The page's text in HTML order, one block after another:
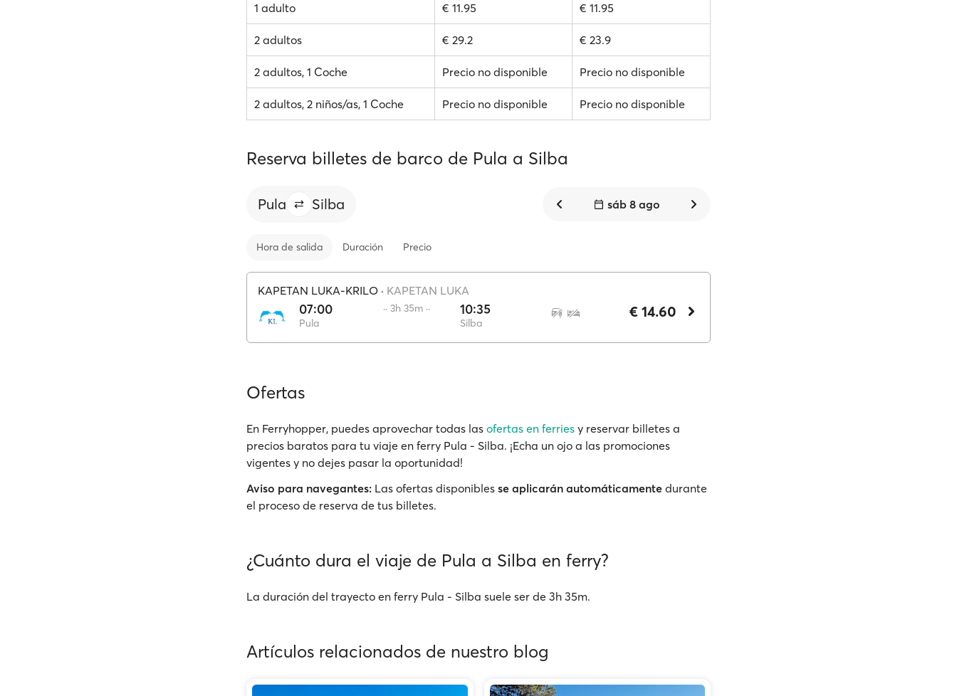
1 adulto € 11.95 € 11.95
2 adultos € 29.2 € 23.9
2 adultos, 1 Coche Precio no disponible Precio no disponible
2 adultos, 2 niños/as, 1 Coche Precio no disponible Precio no disponible
Reserva billetes de barco de Pula a Silba
Pula Silba sáb 8 ago
Hora de salida Duración Precio
KAPETAN LUKA-KRILO · KAPETAN LUKA
07:00
Pula
·· 3h 35m ·· 10:35
Silba
€ 14.60
Ofertas
En Ferryhopper, puedes aprovechar todas las ofertas en ferries y reservar billetes a
precios baratos para tu viaje en ferry Pula - Silba. ¡Echa un ojo a las promociones
vigentes y no dejes pasar la oportunidad!
Aviso para navegantes: Las ofertas disponibles se aplicarán automáticamente durante
el proceso de reserva de tus billetes.
¿Cuánto dura el viaje de Pula a Silba en ferry?
La duración del trayecto en ferry Pula - Silba suele ser de 3h 35m.
Artículos relacionados de nuestro blog